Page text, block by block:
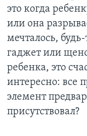
это когда
или она
мечталось,
гаджет или
ребенка, это
интересно: все
элемент
присутствовал?